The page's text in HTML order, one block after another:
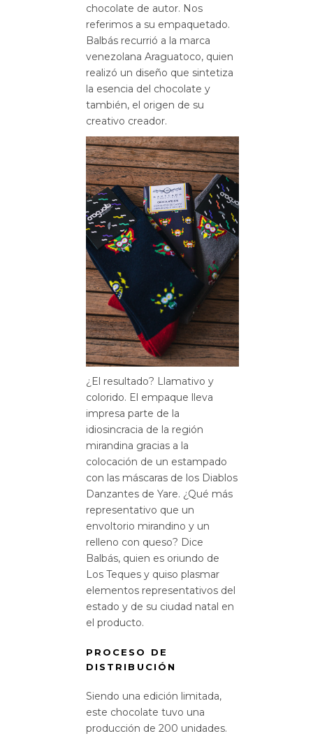
chocolate de autor. Nos
referimos a su empaquetado.
Balbás recurrió a la marca
venezolana Araguatoco, quien
realizó un diseño que sintetiza
la esencia del chocolate y
también, el origen de su
creativo creador.
¿El resultado? Llamativo y
colorido. El empaque lleva
impresa parte de la
idiosincracia de la región
mirandina gracias a la
colocación de un estampado
con las máscaras de los Diablos
Danzantes de Yare. ¿Qué más
representativo que un
envoltorio mirandino y un
relleno con queso? Dice
Balbás, quien es oriundo de
Los Teques y quiso plasmar
elementos representativos del
estado y de su ciudad natal en
el producto.
PROCESO DE
DISTRIBUCIÓN
Siendo una edición limitada,
este chocolate tuvo una
producción de 200 unidades.